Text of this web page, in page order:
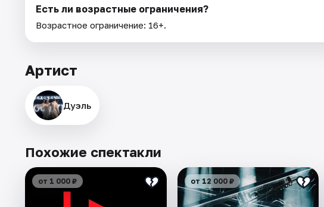
Есть ли возрастные ограничения?
Возрастное ограничение: 16+.
Артист
Дуэль
Похожие спектакли
от 1 000 ₽ от 12 000 ₽